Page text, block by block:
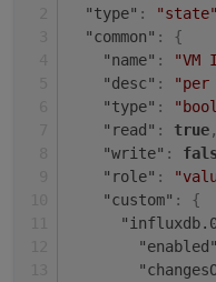
"type" : "state"
"common" :
{
"name" : "VM
"desc" :
"type" :
"read" : true,
"write" :
"role" :
"custom" :
{
"enabled"